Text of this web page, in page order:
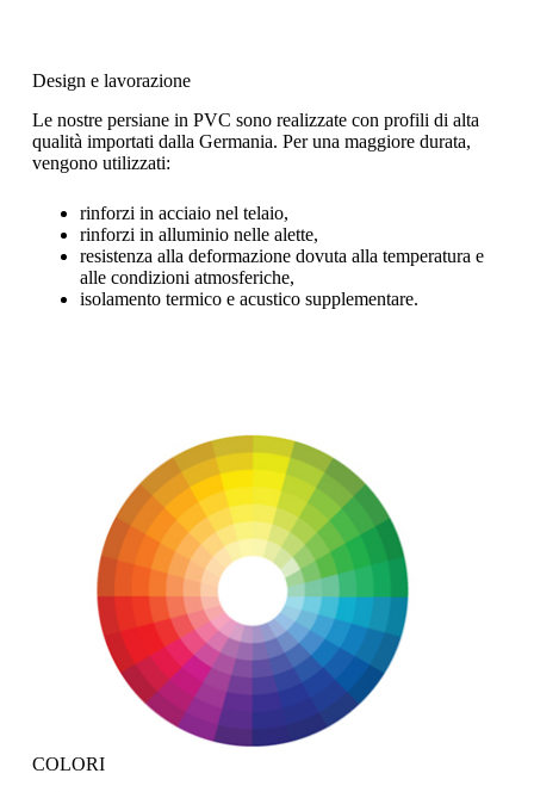
Design e lavorazione
Le nostre persiane in PVC sono realizzate con profili di alta
qualità importati dalla Germania. Per una maggiore durata,
vengono utilizzati:
rinforzi in acciaio nel telaio,
rinforzi in alluminio nelle alette,
resistenza alla deformazione dovuta alla temperatura e
alle condizioni atmosferiche,
isolamento termico e acustico supplementare.
COLORI